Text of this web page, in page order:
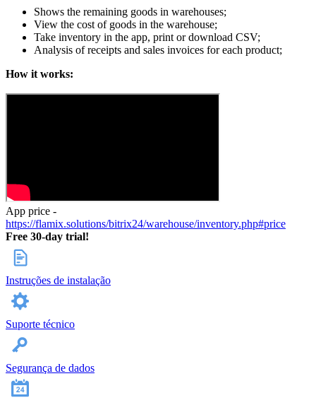
Shows the remaining goods in warehouses;
View the cost of goods in the warehouse;
Take inventory in the app, print or download CSV;
Analysis of receipts and sales invoices for each product;
How it works:
App price -
https://flamix.solutions/bitrix24/warehouse/inventory.php#price
Free 30-day trial!
Instruções de instalação
Suporte técnico
Segurança de dados